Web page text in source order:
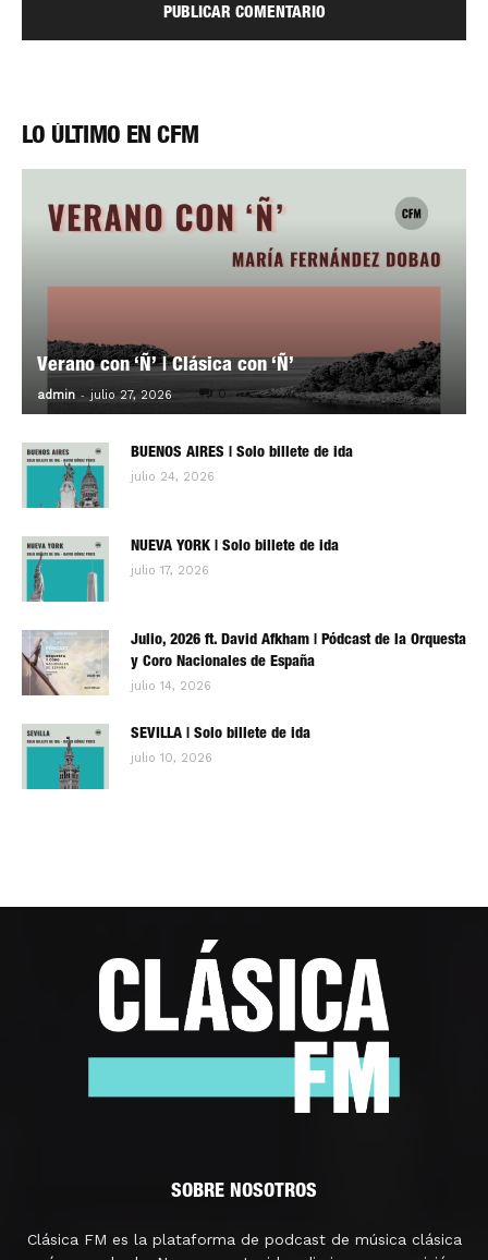
LO ÚLTIMO EN CFM
Verano con ‘Ñ’ | Clásica con ‘Ñ’
admin - julio 27, 2026 0
BUENOS AIRES | Solo billete de ida
julio 24, 2026
NUEVA YORK | Solo billete de ida
julio 17, 2026
Julio, 2026 ft. David Afkham | Pódcast de la Orquesta
y Coro Nacionales de España
julio 14, 2026
SEVILLA | Solo billete de ida
julio 10, 2026
SOBRE NOSOTROS
Clásica FM es la plataforma de podcast de música clásica